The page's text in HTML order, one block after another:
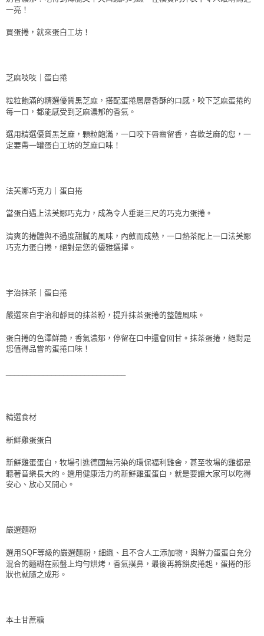
一亮！
買蛋捲，就來蛋白工坊！
芝麻吱吱｜蛋白捲
粒粒飽滿的精選優質黑芝麻，搭配蛋捲層層香酥的口感，咬下芝麻蛋捲的
每一口，都能感受到芝麻濃郁的香氣。
選用精選優質黑芝麻，顆粒飽滿，一口咬下唇齒留香，喜歡芝麻的您，一
定要帶一罐蛋白工坊的芝麻口味！
法芙娜巧克力｜蛋白捲
當蛋白遇上法芙娜巧克力，成為令人垂涎三尺的巧克力蛋捲。
清爽的捲體與不過度甜膩的風味，內斂而成熟，一口熱茶配上一口法芙娜
巧克力蛋白捲，絕對是您的優雅選擇。
宇治抹茶｜蛋白捲
嚴選來自宇治和靜岡的抹茶粉，提升抹茶蛋捲的整體風味。
蛋白捲的色澤鮮艷，香氣濃郁，停留在口中還會回甘。抹茶蛋捲，絕對是
您值得品嘗的蛋捲口味！
精選食材
新鮮雞蛋蛋白
新鮮雞蛋蛋白，牧場引進德國無污染的環保福利雞舍，甚至牧場的雞都是
聽著音樂長大的。選用健康活力的新鮮雞蛋蛋白，就是要讓大家可以吃得
安心、放心又開心。
嚴選麵粉
選用SQF等級的嚴選麵粉，細緻、且不含人工添加物，與鮮力蛋蛋白充分
混合的麵糊在煎盤上均勻烘烤，香氣撲鼻，最後再將餅皮捲起，蛋捲的形
狀也就隨之成形。
本土甘蔗糖